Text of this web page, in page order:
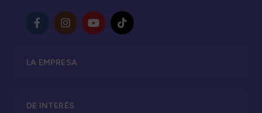
LA EMPRESA
DE INTERÉS